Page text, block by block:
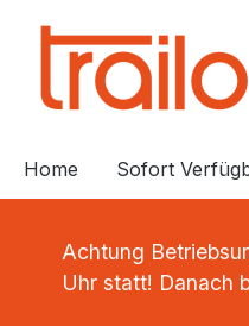
Home Sofort
Achtung
Uhr statt! Danach